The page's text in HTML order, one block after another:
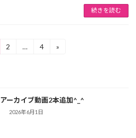
続きを読む
2 … 4 »
アーカイブ動画2本追加^_^
2026年6月1日